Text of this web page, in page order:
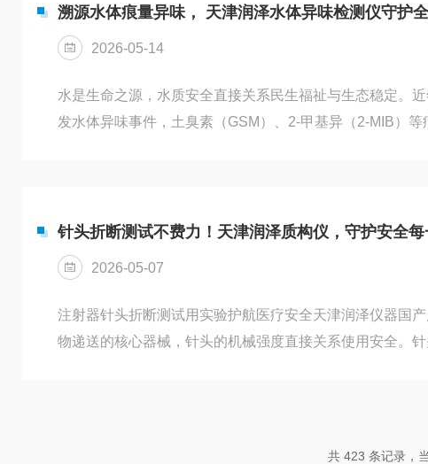
正，确保物性分析仪的初始状态准确可靠。建议每次更换探
进行校准。2、测...
溯源水体痕量异味， 天津润泽水体异味检测仪守护
2026-05-14
水是生命之源，水质安全直接关系民生福祉与生态稳定。
发水体异味事件，土臭素（GSM）、2-甲基异（2-MIB）
一体化样品前处理装置，专为国内水体场景定制，以国产化
针头折断测试不费力！天津润泽质构仪，守护安全每
2026-05-07
注射器针头折断测试用实验护航医疗安全天津润泽仪器国
物递送的核心器械，针头的机械强度直接关系使用安全。
2024更新版《注射针》，明确了0.40mm～1.60mm针头的
共 423 条记录，